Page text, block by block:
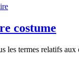
costume
les termes relatifs aux